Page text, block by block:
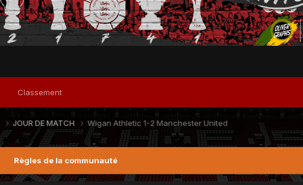
Classement
JOUR DE MATCH Wigan Athletic 1-2 Manchester United
Règles de la communauté